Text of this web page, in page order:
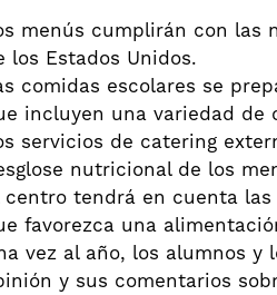
menús cumplirán con las
los Estados Unidos.
comidas escolares se
incluyen una variedad de
servicios de catering
nutricional de los
centro tendrá en cuenta
favorezca una
vez al año, los alumnos
y sus comentarios